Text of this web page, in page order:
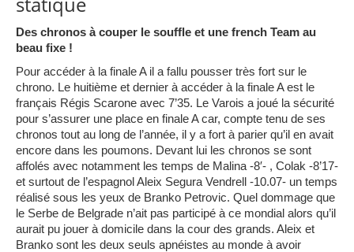
Des chronos à couper le souffle et une french Team au
beau fixe !
Pour accéder à la finale A il a fallu pousser très fort sur le
chrono. Le huitième et dernier à accéder à la finale A est le
français Régis Scarone avec 7’35. Le Varois a joué la sécurité
pour s’assurer une place en finale A car, compte tenu de ses
chronos tout au long de l’année, il y a fort à parier qu’il en avait
encore dans les poumons. Devant lui les chronos se sont
affolés avec notamment les temps de Malina -8′- , Colak -8’17-
et surtout de l’espagnol Aleix Segura Vendrell -10.07- un temps
réalisé sous les yeux de Branko Petrovic. Quel dommage que
le Serbe de Belgrade n’ait pas participé à ce mondial alors qu’il
aurait pu jouer à domicile dans la cour des grands. Aleix et
Branko sont les deux seuls apnéistes au monde à avoir